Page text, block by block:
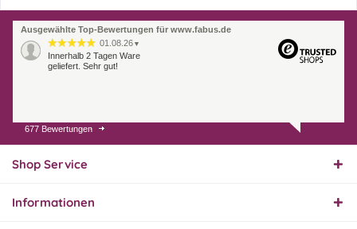
Ausgewählte Top-Bewertungen für www.fabus.de
01.08.26 ▼
Innerhalb 2 Tagen Ware
geliefert. Sehr gut!
31.07.26
Super schnelle Lieferung,
hervorragend. Gerne
677 Bewertungen
Shop Service
Informationen